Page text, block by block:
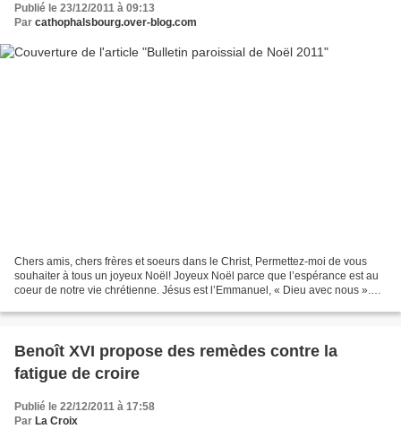
Publié le 23/12/2011 à 09:13
Par cathophalsbourg.over-blog.com
Chers amis, chers frères et soeurs dans le Christ, Permettez-moi de vous
souhaiter à tous un joyeux Noël! Joyeux Noël parce que l’espérance est au
coeur de notre vie chrétienne. Jésus est l’Emmanuel, « Dieu avec nous ».
Benoît XVI propose des remèdes contre la
fatigue de croire
Publié le 22/12/2011 à 17:58
Par La Croix